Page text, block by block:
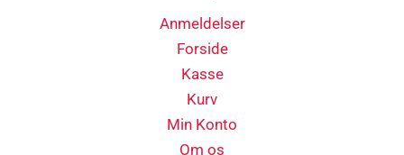
Anmeldelser
Forside
Kasse
Kurv
Min Konto
Om os